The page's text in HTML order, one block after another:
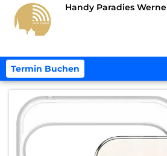
Handy Paradies Werne
Termin Buchen